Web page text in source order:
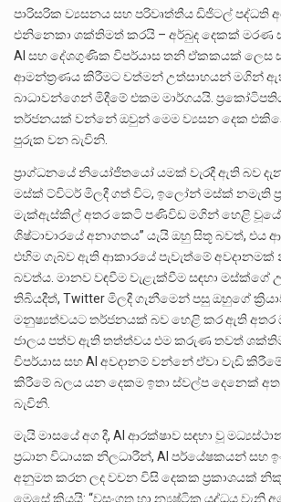
පාරිසරික ව්‍යසනය සහ පරිවෘත්තීය ඩිජිටල්
එනිනෙකා ශක්තිමත් කරයි – අර්බුද දෙකක් මරණ
AI සහ දේශගුණික විපර්යාස තනි ඒකකයක් ලෙස
ආමන්ත්‍රණය කිරීමට වත්මන් උත්සාහයන් මගින්
බාධාවන්ගෙන් මිදීමේ එකම මාර්ගයයි.
තර්ජනයක් වන්නේ ඔවුන් මෙම ව්‍යසන දෙක
පුරුක වන බැවිනි.
ප්‍රාග්ධනයේ නියෝජිතයෝ යමක් වැරදී ඇති බව
මස්ක් ට්විටර් මිලදී ගත් විට, ඉලෝන් මස්ක් නමැති
මැක්ඇස්කිල් අතර කෙටි පණිවිඩ මගින් හෙළි වූයේ
ශිෂ්ටාචාරයේ අනාගතය” යැයි ඔහු සිතූ බවත්,
එහිම ගැබ්ව ඇති ආකාරයේ පැවැත්මේ
බවත්ය. මානව වඳවීම වැළැක්වීම සඳහා මස්ක්ගේ
තිබියදීත්, Twitter මිලදී ගැනීමෙන් පසු ඔහුගේ
මනුෂ්‍යත්වයට තර්ජනයක් බව හෙළි කර ඇති අතර
ජාලය පත්ව ඇති තත්ත්වය එම කරුණ තවත්
විපර්යාස සහ AI අවදානම් වන්නේ ඒවා වැඩි
කිරීමේ බලය යන දෙකම ඉතා ස්වල්ප දෙනෙක්
බැවිනි.
මැයි මාසයේ අග දී, AI ආරක්ෂාව සඳහා වූ
ප්‍රධාන විධායක නිලධාරීන්, AI පර්යේෂකයන් සහ
අනුමත කරන ලද වචන විසි දෙකක ප්‍රකාශයක්
මෙසේ කියයි: “වසංගත හා න්‍යෂ්ටික යුද්ධය වැනි